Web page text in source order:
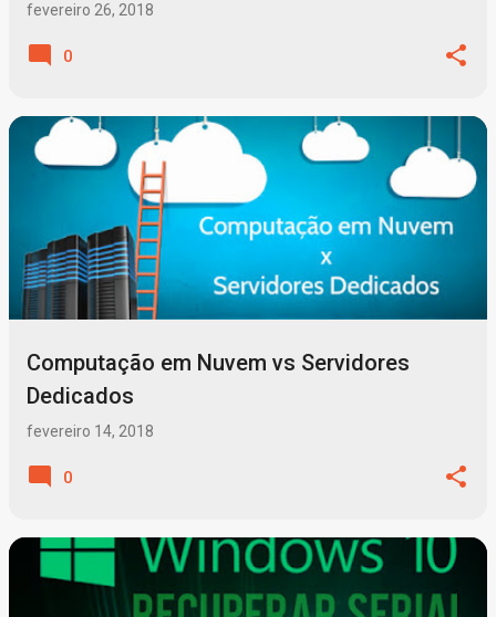
fevereiro 26, 2018
0
Computação em Nuvem vs Servidores
Dedicados
fevereiro 14, 2018
0